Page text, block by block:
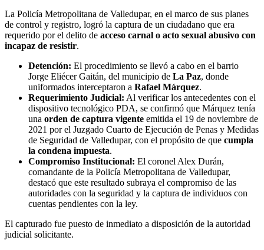
La Policía Metropolitana de Valledupar, en el marco de sus planes
de control y registro, logró la captura de un ciudadano que era
requerido por el delito de acceso carnal o acto sexual abusivo con
incapaz de resistir.
Detención: El procedimiento se llevó a cabo en el barrio
Jorge Eliécer Gaitán, del municipio de La Paz, donde
uniformados interceptaron a Rafael Márquez.
Requerimiento Judicial: Al verificar los antecedentes con el
dispositivo tecnológico PDA, se confirmó que Márquez tenía
una orden de captura vigente emitida el 19 de noviembre de
2021 por el Juzgado Cuarto de Ejecución de Penas y Medidas
de Seguridad de Valledupar, con el propósito de que cumpla
la condena impuesta.
Compromiso Institucional: El coronel Alex Durán,
comandante de la Policía Metropolitana de Valledupar,
destacó que este resultado subraya el compromiso de las
autoridades con la seguridad y la captura de individuos con
cuentas pendientes con la ley.
El capturado fue puesto de inmediato a disposición de la autoridad
judicial solicitante.